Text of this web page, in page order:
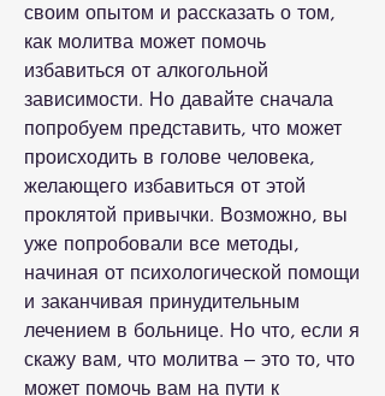
своим опытом и рассказать о том,
как молитва может помочь
избавиться от алкогольной
зависимости. Но давайте сначала
попробуем представить, что может
происходить в голове человека,
желающего избавиться от этой
проклятой привычки. Возможно, вы
уже попробовали все методы,
начиная от психологической помощи
и заканчивая принудительным
лечением в больнице. Но что, если я
скажу вам, что молитва – это то, что
может помочь вам на пути к